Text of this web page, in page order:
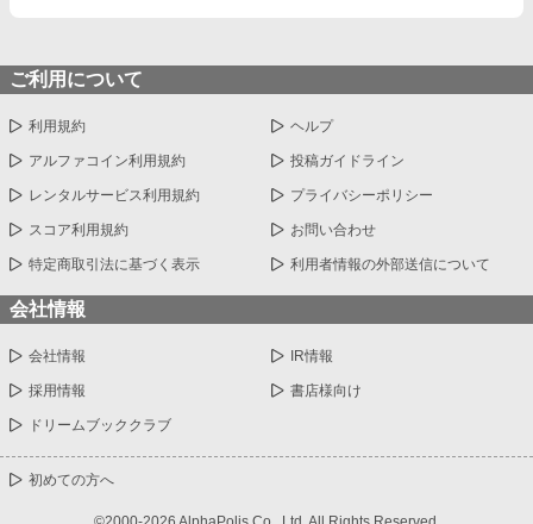
ご利用について
利用規約 ヘルプ
アルファコイン利用規約 投稿ガイドライン
レンタルサービス利用規約 プライバシーポリシー
スコア利用規約 お問い合わせ
特定商取引法に基づく表示 利用者情報の外部送信について
会社情報
会社情報 IR情報
採用情報 書店様向け
ドリームブッククラブ
初めての方へ